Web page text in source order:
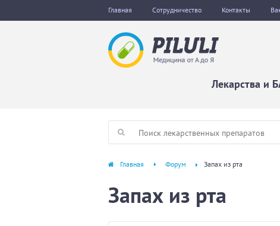
Главная Сотрудничество Контакты
Лекарства и
Главная Форум Запах из рта
Запах из рта